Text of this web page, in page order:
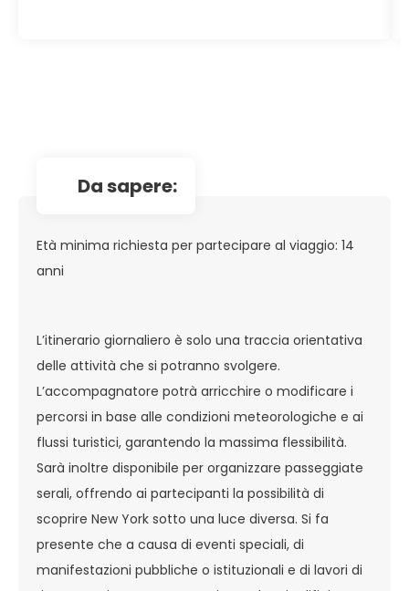
da sapere:
Età minima richiesta per partecipare al viaggio: 14
anni
L’itinerario giornaliero è solo una traccia orientativa
delle attività che si potranno svolgere.
L’accompagnatore potrà arricchire o modificare i
percorsi in base alle condizioni meteorologiche e ai
flussi turistici, garantendo la massima flessibilità.
Sarà inoltre disponibile per organizzare passeggiate
serali, offrendo ai partecipanti la possibilità di
scoprire New York sotto una luce diversa. Si fa
presente che a causa di eventi speciali, di
manifestazioni pubbliche o istituzionali e di lavori di